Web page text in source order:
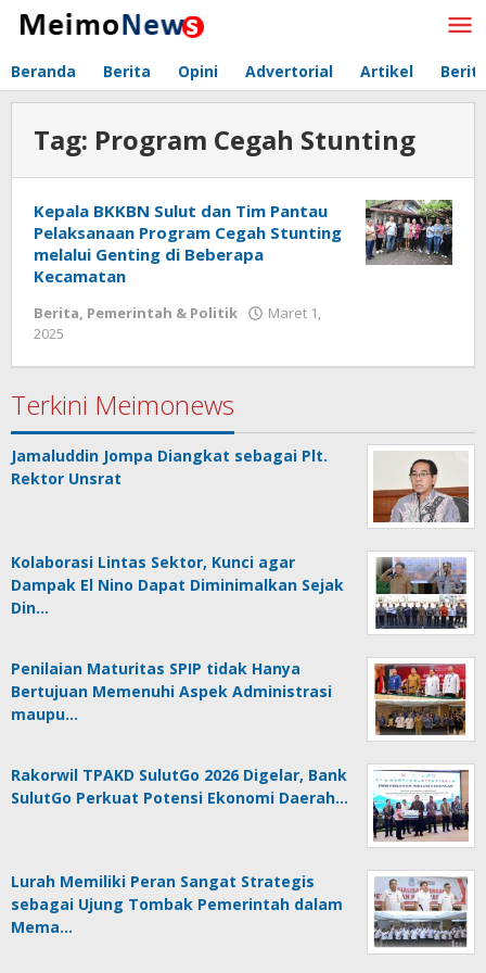
Lewati
Beranda Berita Opini Advertorial Artikel
Tag: Program Cegah Stunting
Kepala BKKBN Sulut dan Tim Pantau
Pelaksanaan Program Cegah Stunting
melalui Genting di Beberapa
Kecamatan
Berita, Pemerintah & Politik
Maret 1,
2025
Terkini Meimonews
Jamaluddin Jompa Diangkat sebagai Plt.
Rektor Unsrat
Kolaborasi Lintas Sektor, Kunci agar
Dampak El Nino Dapat Diminimalkan Sejak
Din…
Penilaian Maturitas SPIP tidak Hanya
Bertujuan Memenuhi Aspek Administrasi
maupu…
Rakorwil TPAKD SulutGo 2026 Digelar, Bank
SulutGo Perkuat Potensi Ekonomi Daerah…
Lurah Memiliki Peran Sangat Strategis
sebagai Ujung Tombak Pemerintah dalam
Mema…